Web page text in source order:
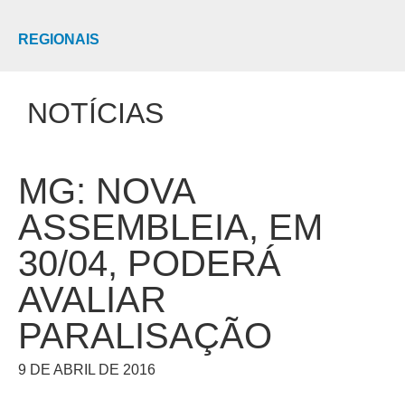
REGIONAIS
NOTÍCIAS
MG: NOVA
ASSEMBLEIA, EM
30/04, PODERÁ
AVALIAR
PARALISAÇÃO
9 DE ABRIL DE 2016